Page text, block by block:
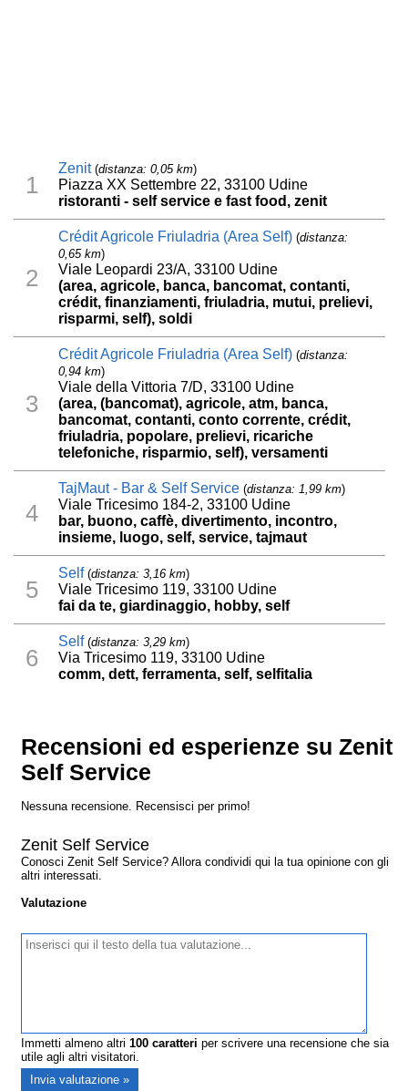
1
Zenit(distanza: 0,05 km)
Piazza XX Settembre 22, 33100 Udine
ristoranti - self service e fast food, zenit
2
Crédit Agricole Friuladria (Area Self) (distanza:
0,65 km)
Viale Leopardi 23/A, 33100 Udine
(area, agricole, banca, bancomat, contanti,
crédit, finanziamenti, friuladria, mutui, prelievi,
risparmi, self), soldi
3
Crédit Agricole Friuladria (Area Self) (distanza:
0,94 km)
Viale della Vittoria 7/D, 33100 Udine
(area, (bancomat), agricole, atm, banca,
bancomat, contanti, conto corrente, crédit,
friuladria, popolare, prelievi, ricariche
telefoniche, risparmio, self), versamenti
4
TajMaut - Bar & Self Service (distanza: 1,99 km)
Viale Tricesimo 184-2, 33100 Udine
bar, buono, caffè, divertimento, incontro,
insieme, luogo, self, service, tajmaut
5
Self(distanza: 3,16 km)
Viale Tricesimo 119, 33100 Udine
fai da te, giardinaggio, hobby, self
6
Self(distanza: 3,29 km)
Via Tricesimo 119, 33100 Udine
comm, dett, ferramenta, self, selfitalia
Recensioni ed esperienze su Zenit
Self Service
Nessuna recensione. Recensisci per primo!
Zenit Self Service
Conosci Zenit Self Service? Allora condividi qui la tua opinione con gli
altri interessati.
Valutazione
Immetti almeno altri100 caratteri per scrivere una recensione che sia
utile agli altri visitatori.